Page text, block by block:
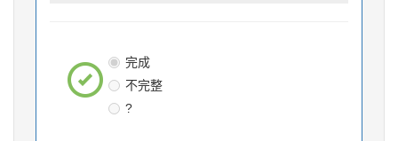
完成
不完整
?